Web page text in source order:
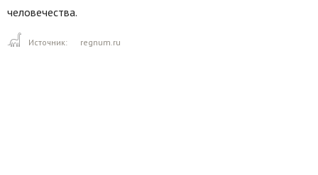
человечества.
Источник: regnum.ru